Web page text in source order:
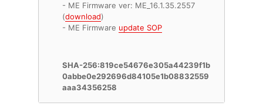
- ME Firmware ver: ME_16.1.35.2557
(download)
- ME Firmware update SOP
SHA-256:819ce54676e305a44239f1b
0abbe0e292696d84105e1b08832559
aaa34356258